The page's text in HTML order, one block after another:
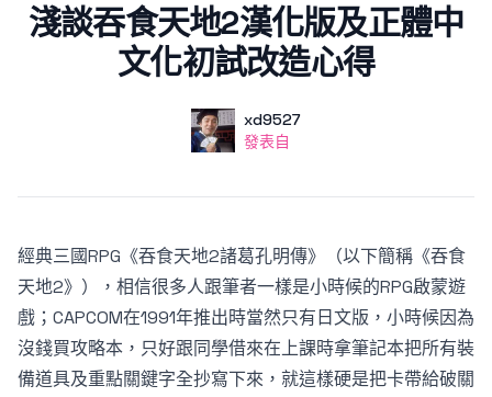
淺談吞食天地2漢化版及正體中
文化初試改造心得
使用者
xd9527
發表自
發表自
經典三國RPG《吞食天地2諸葛孔明傳》（以下簡稱《吞食
天地2》），相信很多人跟筆者一樣是小時候的RPG啟蒙遊
戲；CAPCOM在1991年推出時當然只有日文版，小時候因為
沒錢買攻略本，只好跟同學借來在上課時拿筆記本把所有裝
備道具及重點關鍵字全抄寫下來，就這樣硬是把卡帶給破關